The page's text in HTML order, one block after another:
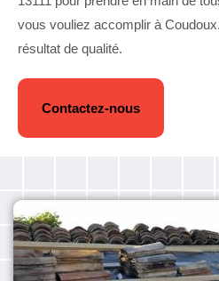
vous vouliez accomplir à
résultat de qualité.
Contactez-nous